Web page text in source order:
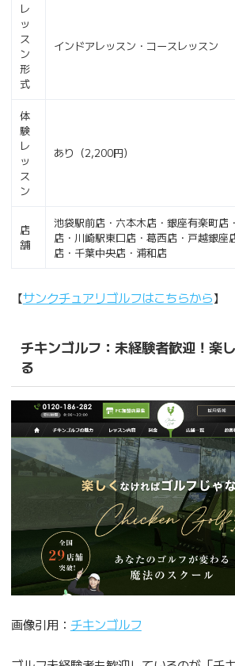
レ
ッ
ス
ン
形
式
インドアレッスン・コースレッスン
体
験
レ
ッ
ス
ン
あり（2,200円）
店
舗
池袋駅前店・六本木店・銀座有楽町店
店・川崎駅東口店・葛西店・戸越銀座
店・千葉中央店・浦和店
【サンクチュアリゴルフはこちらから】
チキンゴルフ：未経験者歓迎！楽
る
画像引用： チキンゴルフ